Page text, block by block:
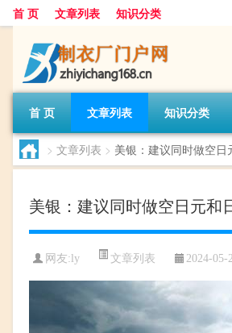
首 页 文章列表 知识分类
首 页 文章列表 知识分类
> 文章列表 > 美银：建议同时做空
美银：建议同时做空日元和
网友:ly 文章列表 2024-05-